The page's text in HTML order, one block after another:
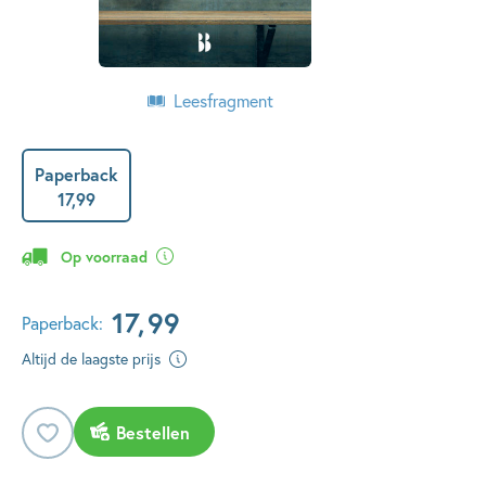
Leesfragment
Paperback
17,99
Op voorraad
Paperback: 17,99
Altijd de laagste prijs
Bestellen